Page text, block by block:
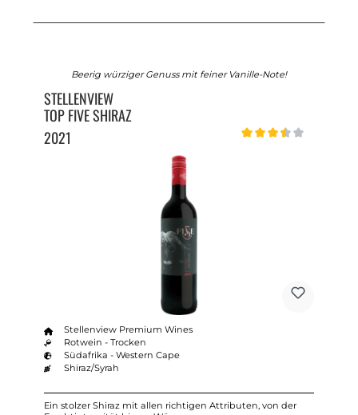
Beerig würziger Genuss mit feiner Vanille-Note!
STELLENVIEW
TOP FIVE SHIRAZ
2021
Stellenview Premium Wines
Rotwein - Trocken
Südafrika - Western Cape
Shiraz/Syrah
Ein stolzer Shiraz mit allen richtigen Attributen, von der